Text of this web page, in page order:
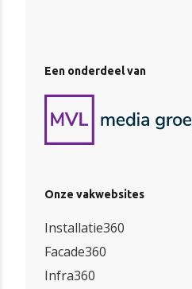
Een onderdeel van
Onze vakwebsites
Installatie360
Facade360
Infra360